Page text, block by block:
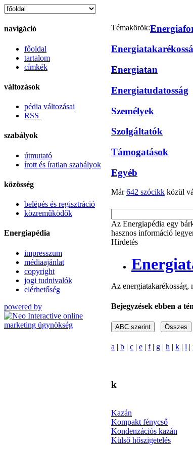
navigáció
főoldal
tartalom
címkék
változások
pédia változásai
RSS
szabályok
útmutató
írott és íratlan szabályok
közösség
belépés és regisztráció
közreműködők
Energiapédia
impresszum
médiaajánlat
copyright
jogi tudnivalók
elérhetőség
powered by
Témakörök:
Energiatan
Energiatudatosság
Személyek
Szolgáltatók
Támogatások
Egyéb
Már642 szócikk közül
Az Energiapédia egy
hasznos információ
Hirdetés
Az energiatakarékosság,
Bejegyzések ebben a
a | b | c | e | f| g | h | k | l |
k
Kazán
Kompakt fénycső
Kondenzációs kazán
Külső hőszigetelés